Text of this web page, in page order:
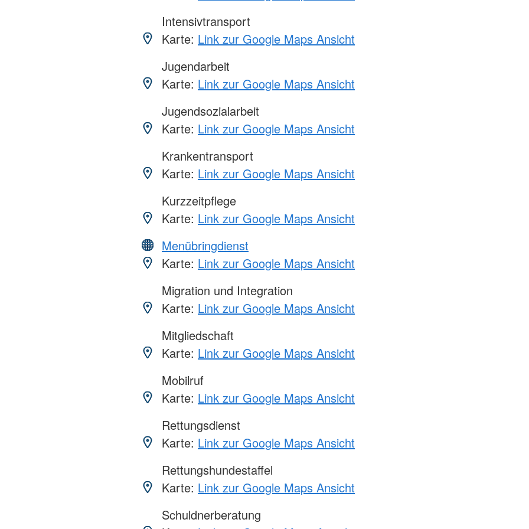
Intensivtransport
Karte: Link zur Google Maps Ansicht
Jugendarbeit
Karte: Link zur Google Maps Ansicht
Jugendsozialarbeit
Karte: Link zur Google Maps Ansicht
Krankentransport
Karte: Link zur Google Maps Ansicht
Kurzzeitpflege
Karte: Link zur Google Maps Ansicht
Menübringdienst
Karte: Link zur Google Maps Ansicht
Migration und Integration
Karte: Link zur Google Maps Ansicht
Mitgliedschaft
Karte: Link zur Google Maps Ansicht
Mobilruf
Karte: Link zur Google Maps Ansicht
Rettungsdienst
Karte: Link zur Google Maps Ansicht
Rettungshundestaffel
Karte: Link zur Google Maps Ansicht
Schuldnerberatung